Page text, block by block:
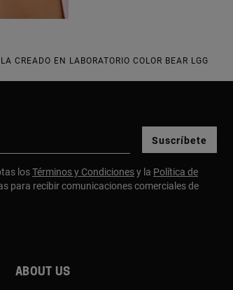
CREADO EN LABORATORIO COLOR BEAR LGG
Suscríbete
losTérminos y Condicionesy la Política de
para recibir comunicaciones comerciales de
About us